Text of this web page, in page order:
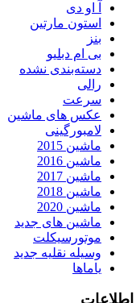
آ او دی
استون مارتین
بنز
بی ام دبلیو
دسته‌بندی نشده
رالی
سرعت
عکس های ماشین
لامبورگینی
ماشین 2015
ماشین 2016
ماشین 2017
ماشین 2018
ماشین 2020
ماشین های جدید
موتورسیکلت
وسیله نقلیه جدید
یاماها
اطلاعات